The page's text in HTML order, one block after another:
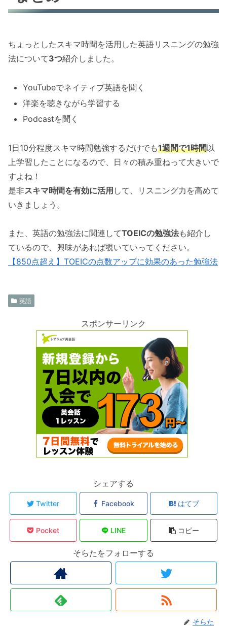
ちょっとしたスキマ時間を活用した英語リスニングの勉強
法について3つ紹介しました。
YouTubeでネイティブ英語を聞く
洋楽を聴きながら学習する
Podcastを聞く
1日10分程度スキマ時間勉強するだけでも1週間で1時間以
上学習したことになるので、日々の積み重ねって大きいで
すよね！
是非スキマ時間を有効に活用 して、リスニング力を高めて
いきましょう。
また、英語の勉強法に関連してTOEICの勉強法も紹介し
ているので、興味があれば覗いていってください。
【850点超え】TOEICの点数アップに効果のあった勉強法
英語
スポンサーリンク
シェアする
Twitter Facebook はてブ
Pocket LINE コピー
そらたをフォローする
そらた